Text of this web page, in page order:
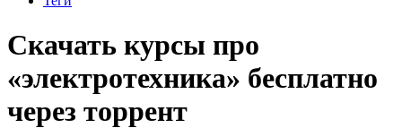
Скачать курсы про
«электротехника» бесплатно
через торрент